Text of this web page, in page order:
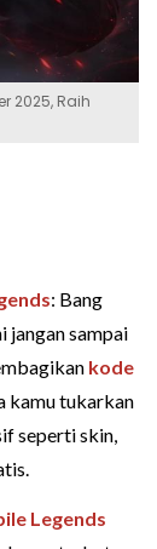
2025, Raih
: Bang
jangan sampai
kode
kamu tukarkan
seperti skin,
Legends